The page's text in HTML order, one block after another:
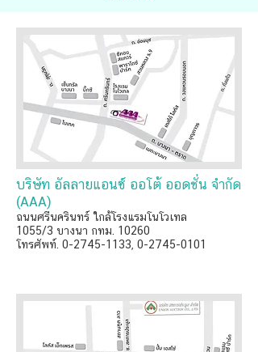
บริษัท อัลลายแอนซ์ ออโต้ ออดชั่น จำกัด
(AAA)
ถนนศรีนครินทร์ ใกล้โรงแรมโนโวเทล
1055/3 บางนา กทม. 10260
โทรศัพท์. 0-2745-1133, 0-2745-0101